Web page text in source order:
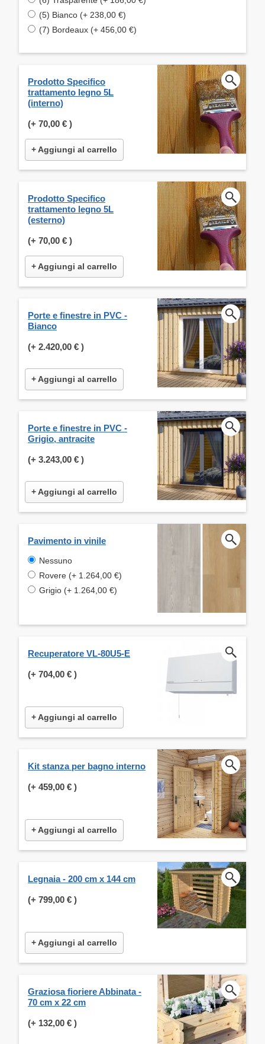
(5) Bianco (+ 238,00 €)
(7) Bordeaux (+ 456,00 €)
Prodotto Specifico
trattamento legno 5L
(interno)
(+ 70,00 € )
+ Aggiungi al carrello
Prodotto Specifico
trattamento legno 5L
(esterno)
(+ 70,00 € )
+ Aggiungi al carrello
Porte e finestre in PVC -
Bianco
(+ 2.420,00 € )
+ Aggiungi al carrello
Porte e finestre in PVC -
Grigio, antracite
(+ 3.243,00 € )
+ Aggiungi al carrello
Pavimento in vinile
Nessuno
Rovere (+ 1.264,00 €)
Grigio (+ 1.264,00 €)
Recuperatore VL-80U5-E
(+ 704,00 € )
+ Aggiungi al carrello
Kit stanza per bagno interno
(+ 459,00 € )
+ Aggiungi al carrello
Legnaia - 200 cm x 144 cm
(+ 799,00 € )
+ Aggiungi al carrello
Graziosa fioriere Abbinata -
70 cm x 22 cm
(+ 132,00 € )